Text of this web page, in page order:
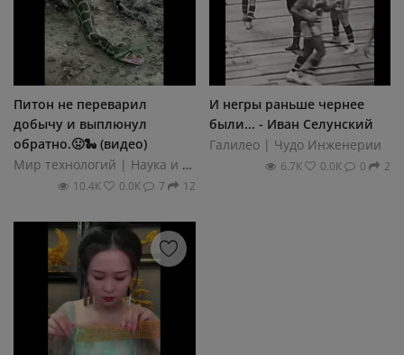
Питон не переварил
добычу и выплюнул
обратно.🤢🐍 (видео)
Мир технологий | Наука и техника
10.4К 0.0К 7 12
И негры раньше чернее
были... - Иван Селунский
Галилео | Чудо Инженерии
6.7К 0.0К 0 2